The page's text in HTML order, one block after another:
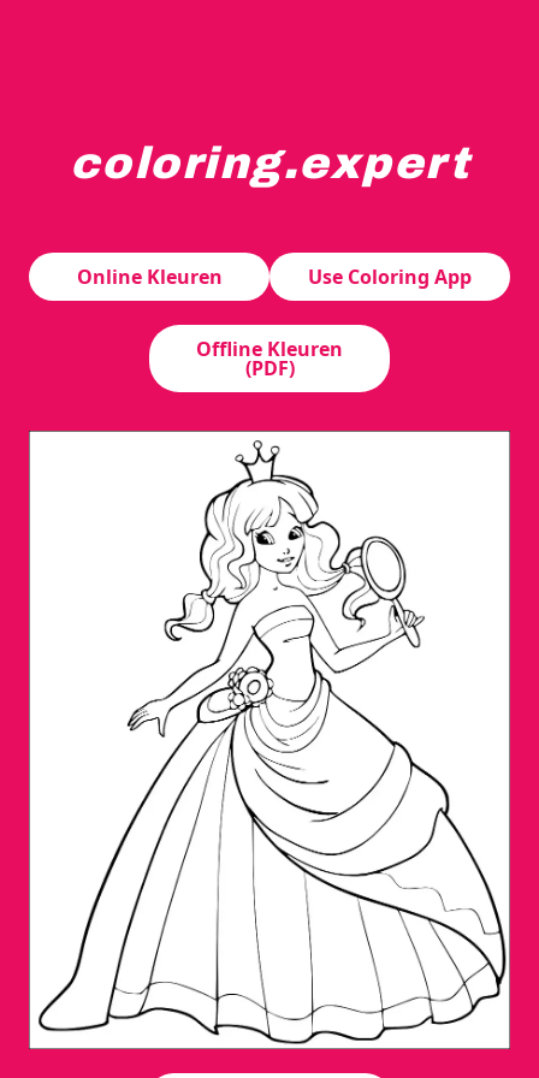
coloring.expert
Online Kleuren
Use Coloring App
Offline Kleuren
(PDF)